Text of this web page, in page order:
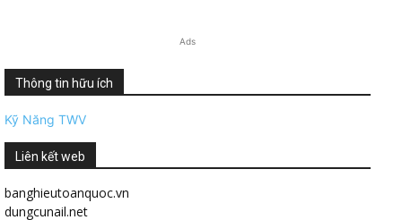
Ads
Thông tin hữu ích
Kỹ Năng TWV
Liên kết web
banghieutoanquoc.vn
dungcunail.net